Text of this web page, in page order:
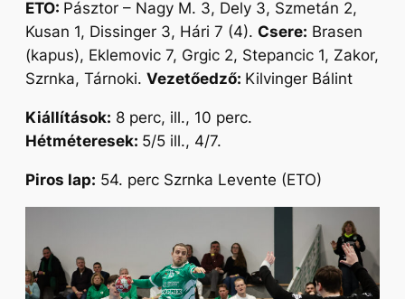
ETO: Pásztor – Nagy M. 3, Dely 3, Szmetán 2,
Kusan 1, Dissinger 3, Hári 7 (4). Csere: Brasen
(kapus), Eklemovic 7, Grgic 2, Stepancic 1, Zakor,
Szrnka, Tárnoki. Vezetőedző: Kilvinger Bálint
Kiállítások: 8 perc, ill., 10 perc.
Hétméteresek: 5/5 ill., 4/7.
Piros lap: 54. perc Szrnka Levente (ETO)